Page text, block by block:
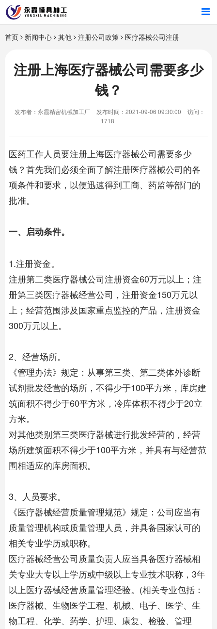
首页
产品中心
关于我们
首页 新闻中心 其他 注册公司政策 医疗器械公司注册
注册上海医疗器械公司需要多少
钱？
发布者：永霞精密机械加工厂 发布时间：2021-09-06 09:30:00
访问：
1718
医药工作人员要注册上海医疗器械公司需要多少
钱？首先我们必须全面了解注册医疗器械公司的各
项条件和要求，以便迅速得到工商、药监等部门的
批准。
一、启动条件。
1.注册资金。
注册第二类医疗器械公司注册资金60万元以上；注
册第三类医疗器械经营公司，注册资金150万元以
上；经营范围涉及国家重点监控的产品，注册资金
300万元以上。
2、经营场所。
《管理办法》规定：从事第三类、第二类体外诊断
试剂批发经营的场所，不得少于100平方米，库房建
筑面积不得少于60平方米，冷库体积不得少于20立
方米。
对其他类别第三类医疗器械进行批发经营的，经营
场所建筑面积不得少于100平方米，并具有与经营范
围相适应的库房面积。
3、人员要求。
《医疗器械经营质量管理规范》规定：公司应当有
质量管理机构或质量管理人员，并具备国家认可的
相关专业学历或职称。
医疗器械经营公司质量负责人应当具备医疗器械相
关专业大专以上学历或中级以上专业技术职称，3年
以上医疗器械经营质量管理经验。(相关专业包括：
医疗器械、生物医学工程、机械、电子、医学、生
物工程、化学、药学、护理、康复、检验、管理